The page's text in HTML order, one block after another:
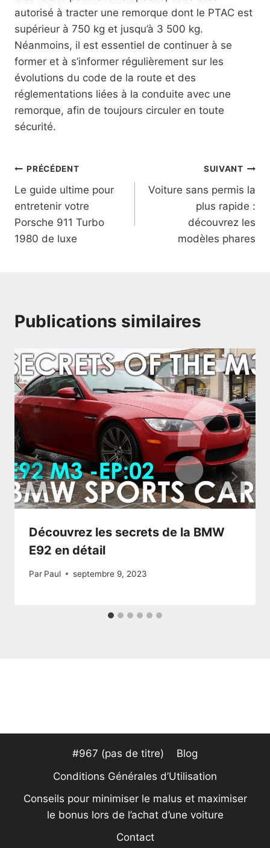
autorisé à tracter une remorque dont le PTAC est
supérieur à 750 kg et jusqu’à 3 500 kg.
Néanmoins, il est essentiel de continuer à se
former et à s’informer régulièrement sur les
évolutions du code de la route et des
réglementations liées à la conduite avec une
remorque, afin de toujours circuler en toute
sécurité.
Navigation
de
l’article
PRÉCÉDENT
Le guide ultime pour
entretenir votre
Porsche 911 Turbo
1980 de luxe
SUIVANT
Voiture sans permis la
plus rapide :
découvrez les
modèles phares
Publications similaires
Découvrez les secrets de la BMW
E92 en détail
Par Paul septembre 9, 2023
#967 (pas de titre)
Blog
Conditions Générales d’Utilisation
Conseils pour minimiser le malus et maximiser
le bonus lors de l’achat d’une voiture
Contact